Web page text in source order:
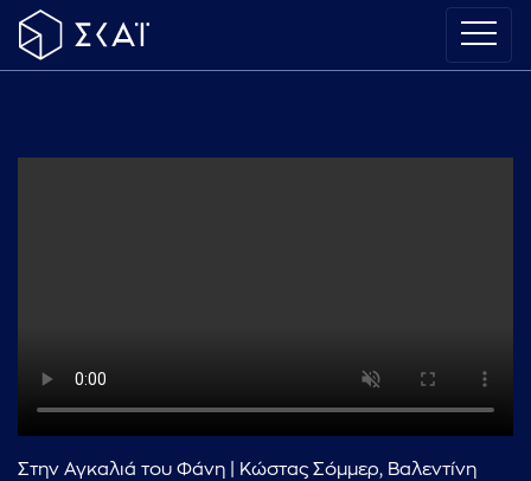
Στην Αγκαλιά του Φάνη | Κώστας Σόμμερ, Βαλεντίνη